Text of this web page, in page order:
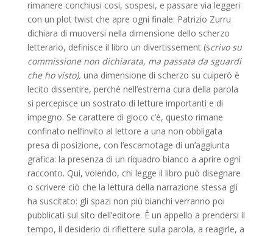
rimanere conchiusi cosi, sospesi, e passare via leggeri
con un plot twist che apre ogni finale: Patrizio Zurru
dichiara di muoversi nella dimensione dello scherzo
letterario, definisce il libro un divertissement (scrivo su
commissione non dichiarata, ma passata da sguardi
che ho visto), una dimensione di scherzo su cuiperò è
lecito dissentire, perché nell’estrema cura della parola
si percepisce un sostrato di letture importanti e di
impegno. Se carattere di gioco c’è, questo rimane
confinato nell’invito al lettore a una non obbligata
presa di posizione, con l’escamotage di un’aggiunta
grafica: la presenza di un riquadro bianco a aprire ogni
racconto. Qui, volendo, chi legge il libro può disegnare
o scrivere ciò che la lettura della narrazione stessa gli
ha suscitato: gli spazi non più bianchi verranno poi
pubblicati sul sito dell’editore. È un appello a prendersi il
tempo, il desiderio di riflettere sulla parola, a reagirle, a